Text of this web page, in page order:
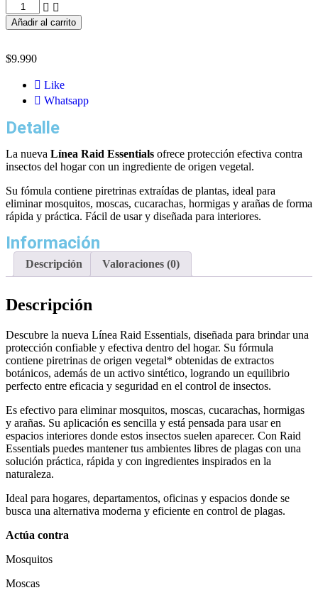
Añadir al carrito
$9.990
Like
Whatsapp
Detalle
La nueva Línea Raid Essentials ofrece protección efectiva contra
insectos del hogar con un ingrediente de origen vegetal.
Su fómula contiene piretrinas extraídas de plantas, ideal para
eliminar mosquitos, moscas, cucarachas, hormigas y arañas de forma
rápida y práctica. Fácil de usar y diseñada para interiores.
Información
Descripción Valoraciones (0)
Descripción
Descubre la nueva Línea Raid Essentials, diseñada para brindar una
protección confiable y efectiva dentro del hogar. Su fórmula
contiene piretrinas de origen vegetal* obtenidas de extractos
botánicos, además de un activo sintético, logrando un equilibrio
perfecto entre eficacia y seguridad en el control de insectos.
Es efectivo para eliminar mosquitos, moscas, cucarachas, hormigas
y arañas. Su aplicación es sencilla y está pensada para usar en
espacios interiores donde estos insectos suelen aparecer. Con Raid
Essentials puedes mantener tus ambientes libres de plagas con una
solución práctica, rápida y con ingredientes inspirados en la
naturaleza.
Ideal para hogares, departamentos, oficinas y espacios donde se
busca una alternativa moderna y eficiente en control de plagas.
Actúa contra
Mosquitos
Moscas